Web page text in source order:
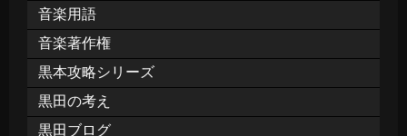
音楽用語
音楽著作権
黒本攻略シリーズ
黒田の考え
黒田ブログ